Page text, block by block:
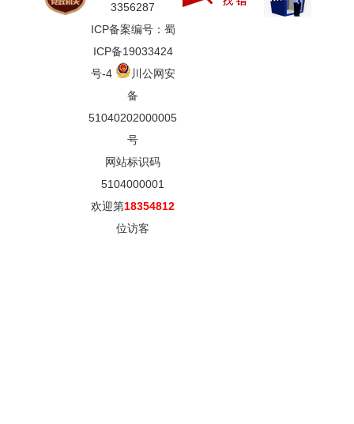
3356287
ICP备案编号：蜀
ICP备19033424
号-4
川公网安
备
51040202000005
号
网站标识码
5104000001
欢迎第18354812
位访客